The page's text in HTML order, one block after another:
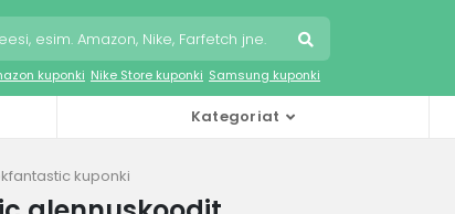
kuponki Nike Store kuponki Samsung kuponki
Kategoriat
kuponki